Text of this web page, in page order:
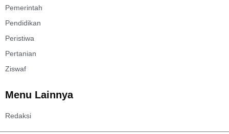
Pemerintah
Pendidikan
Peristiwa
Pertanian
Ziswaf
Menu Lainnya
Redaksi